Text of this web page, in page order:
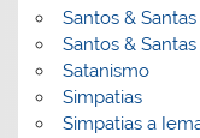
Santos & Santas
Santos &
Satanismo
Simpatias
Simpatias a